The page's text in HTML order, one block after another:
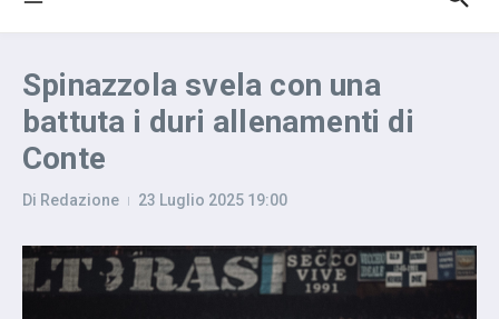
Spinazzola svela con una
battuta i duri allenamenti di
Conte
Di Redazione 23 Luglio 2025 19:00